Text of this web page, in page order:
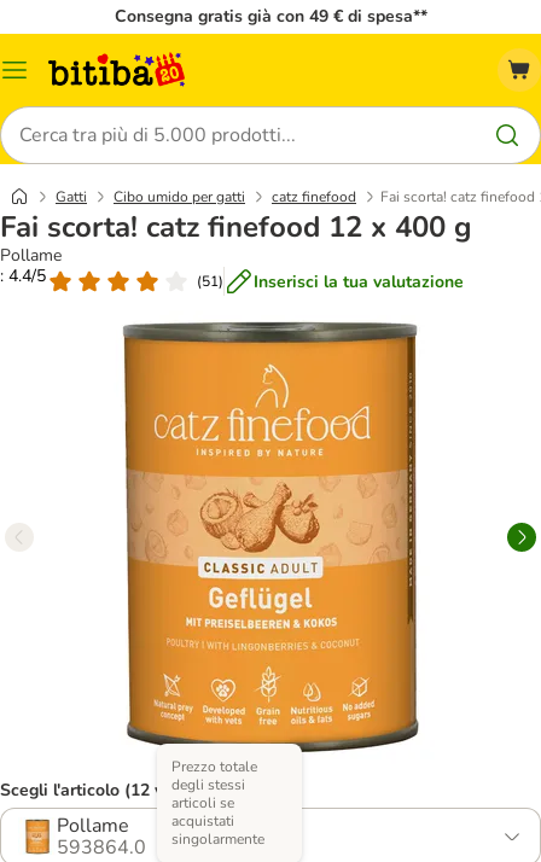
Consegna gratis già con 49 € di spesa**
Overview
Cerca
Gatti Cibo umido per gatti catz finefood Fai scorta! catz finefood
Fai scorta! catz finefood 12 x 400 g
Pollame
: 4.4/5
(51) Inserisci la tua valutazione
Scegli l'articolo (12 varianti)
Pollame
593864.0
Prezzo totale
degli stessi
articoli se
acquistati
singolarmente